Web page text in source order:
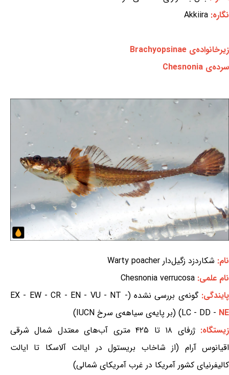
نگاره: Akkiira
زیرخانواده‌ی Brachyopsinae
سرده‌ی Chesnonia
نام: شکاردزد زگیل‌دار Warty poacher
نام علمی: Chesnonia verrucosa
پایندگی:
گونه‌ی بررسی نشده (EX - EW - CR - EN - VU - NT -
LC - DD - NE
) (بر پایه‌ی سیاهه‌ی سرخ IUCN)
زیستگاه:
ژرفای ۱۸ تا ۴۲۵ متری آب‌های معتدل شمال شرقی
اقیانوس آرام (از شاخاب بریستول در ایالت آلاسکا تا ایالت
کالیفرنیای کشور آمریکا در غرب آمریکای شمالی)